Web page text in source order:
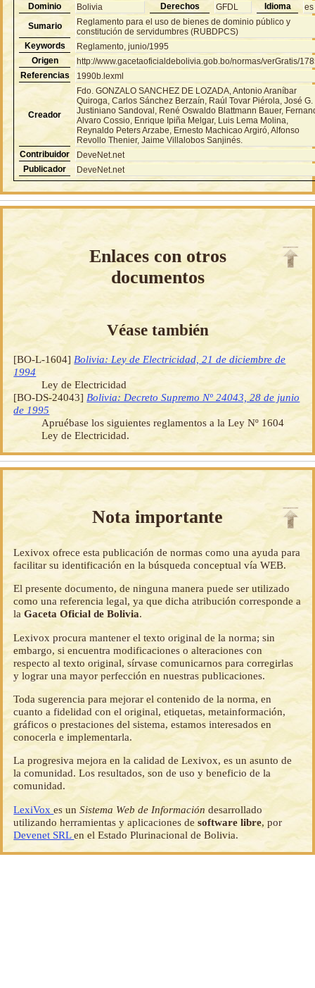
Dominio
Bolivia Derechos GFDL Idioma
es
Sumario
Reglamento para el uso de bienes de dominio público y
constitución de servidumbres (RUBDPCS)
Keywords
Reglamento, junio/1995
Origen
http://www.gacetaoficialdebolivia.gob.bo/normas/verGratis/
Referencias
1990b.lexml
Creador
Fdo. GONZALO SANCHEZ DE LOZADA, Antonio Araníbar
Quiroga, Carlos Sánchez Berzaín, Raúl Tovar Piérola, José G.
Justiniano Sandoval, René Oswaldo Blattmann Bauer,
Alvaro Cossio, Enrique Ipiña Melgar, Luis Lema Molina,
Reynaldo Peters Arzabe, Ernesto Machicao Argiró, Alfonso
Revollo Thenier, Jaime Villalobos Sanjinés.
Contribuidor
DeveNet.net
Publicador
DeveNet.net
Enlaces con otros
documentos
Véase también
[BO-L-1604] Bolivia: Ley de Electricidad, 21 de diciembre de
1994
Ley de Electricidad
[BO-DS-24043] Bolivia: Decreto Supremo Nº 24043, 28 de junio
de 1995
Apruébase los siguientes reglamentos a la Ley Nº 1604
Ley de Electricidad.
Nota importante
Lexivox ofrece esta publicación de normas como una ayuda para
facilitar su identificación en la búsqueda conceptual vía WEB.
El presente documento, de ninguna manera puede ser utilizado
como una referencia legal, ya que dicha atribución corresponde a
laGaceta Oficial de Bolivia.
Lexivox procura mantener el texto original de la norma; sin
embargo, si encuentra modificaciones o alteraciones con
respecto al texto original, sírvase comunicarnos para corregirlas
y lograr una mayor perfección en nuestras publicaciones.
Toda sugerencia para mejorar el contenido de la norma, en
cuanto a fidelidad con el original, etiquetas, metainformación,
gráficos o prestaciones del sistema, estamos interesados en
conocerla e implementarla.
La progresiva mejora en la calidad de Lexivox, es un asunto de
la comunidad. Los resultados, son de uso y beneficio de la
comunidad.
LexiVoxes unSistema Web de Información desarrollado
utilizando herramientas y aplicaciones desoftware libre, por
Devenet SRLen el Estado Plurinacional de Bolivia.